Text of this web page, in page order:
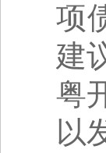
项
建
粤
以